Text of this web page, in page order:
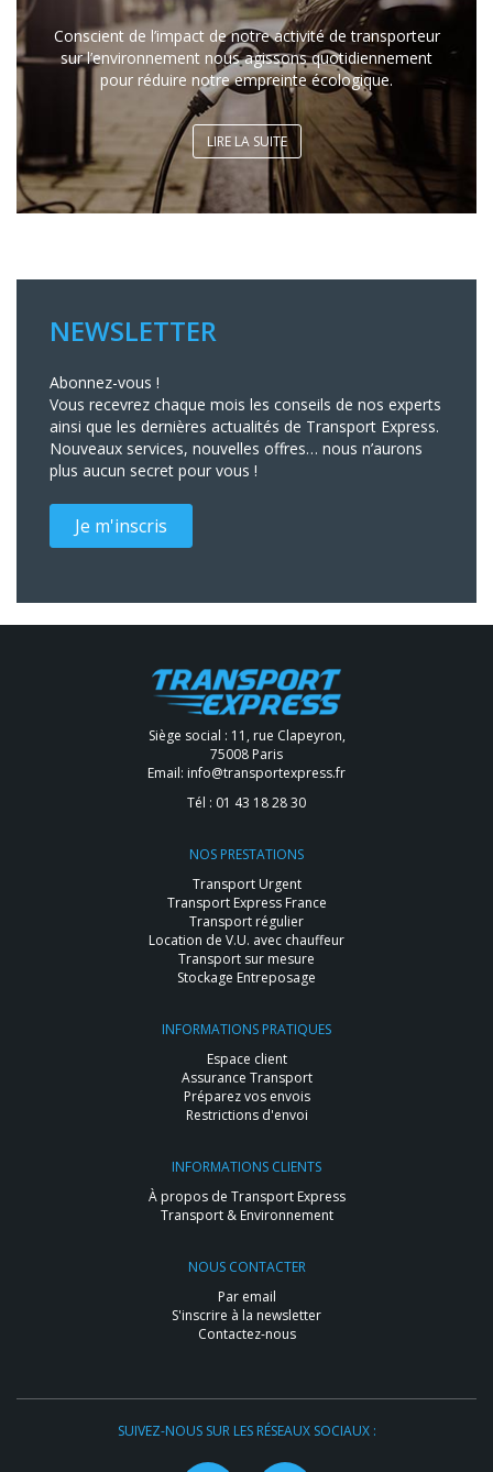
Conscient de l’impact de notre activité de transporteur
sur l’environnement nous agissons quotidiennement
pour réduire notre empreinte écologique.
LIRE LA SUITE
NEWSLETTER
Abonnez-vous !
Vous recevrez chaque mois les conseils de nos experts
ainsi que les dernières actualités de Transport Express.
Nouveaux services, nouvelles offres… nous n’aurons
plus aucun secret pour vous !
Je m'inscris
Siège social : 11, rue Clapeyron,
75008 Paris
Email: info@transportexpress.fr
Tél : 01 43 18 28 30
NOS PRESTATIONS
Transport Urgent
Transport Express France
Transport régulier
Location de V.U. avec chauffeur
Transport sur mesure
Stockage Entreposage
INFORMATIONS PRATIQUES
Espace client
Assurance Transport
Préparez vos envois
Restrictions d'envoi
INFORMATIONS CLIENTS
À propos de Transport Express
Transport & Environnement
NOUS CONTACTER
Par email
S'inscrire à la newsletter
Contactez-nous
SUIVEZ-NOUS SUR LES RÉSEAUX SOCIAUX :